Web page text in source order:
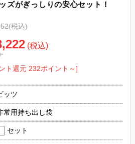
ズがぎっしりの安心セット！
(税込)
(税込)
ト還元 232ポイント～]
ッツ
常用持ち出し袋
セット